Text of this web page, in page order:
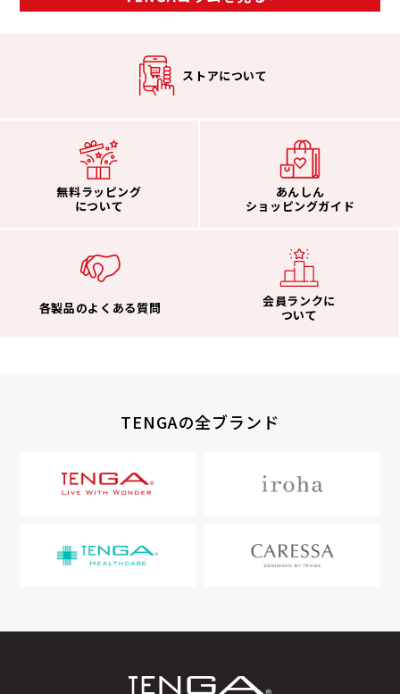
ストアについて
無料ラッピング
について
あんしん
ショッピングガイド
各製品のよくある質問
会員ランクに
ついて
TENGAの全ブランド